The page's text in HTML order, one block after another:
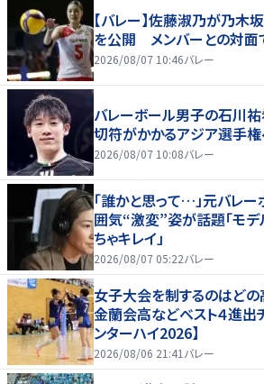
【バレー】佐藤淑乃が乃
を公開 メンバーとの対面
2026/08/07 10:46バレー
バレーボール男子の石川
切符がかかるアジア選手権
2026/08/07 10:08バレー
「誰かと思って…」元バレ
囲気“激変”姿が話題「モデ
ちゃキレイ」
2026/08/07 05:22バレー
女子大会を制するのはど
金蘭会高などベスト４進出
ンターハイ2026】
2026/08/06 21:41 バレー